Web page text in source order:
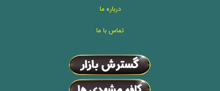
درباره ما
تماس با ما